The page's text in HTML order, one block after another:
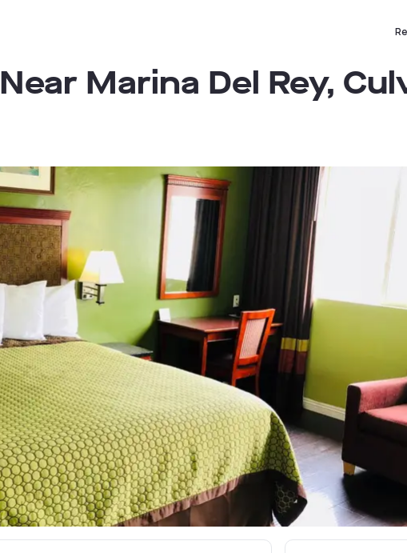
Marina Del Rey,